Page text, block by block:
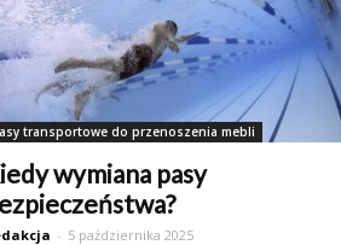
transportowe do przenoszenia mebli
wymiana pasy
- 5 października 2025